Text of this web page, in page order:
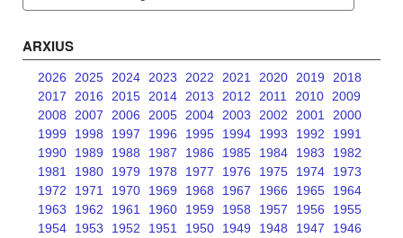
ARXIUS
2026 2025 2024 2023 2022 2021 2020 2019
2018
2017
2016 2015 2014 2013 2012 2011 2010
2009
2008
2007 2006 2005 2004 2003 2002 2001
2000
1999
1998 1997 1996 1995 1994 1993 1992
1991
1990
1989 1988 1987 1986 1985 1984 1983
1982
1981
1980 1979 1978 1977 1976 1975 1974
1973
1972
1971 1970 1969 1968 1967 1966 1965
1964
1963
1962 1961 1960 1959 1958 1957 1956
1955
1954
1953 1952 1951 1950 1949 1948 1947
1946